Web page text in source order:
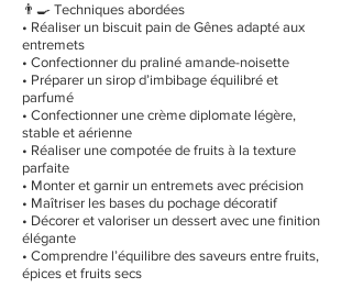
👨‍🍳 Techniques abordées
• Réaliser un biscuit pain de Gênes adapté aux
entremets
• Confectionner du praliné amande-noisette
• Préparer un sirop d’imbibage équilibré et
parfumé
• Confectionner une crème diplomate légère,
stable et aérienne
• Réaliser une compotée de fruits à la texture
parfaite
• Monter et garnir un entremets avec précision
• Maîtriser les bases du pochage décoratif
• Décorer et valoriser un dessert avec une finition
élégante
• Comprendre l’équilibre des saveurs entre fruits,
épices et fruits secs